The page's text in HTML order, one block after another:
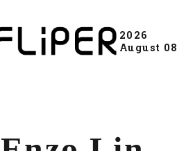
2026
August 08